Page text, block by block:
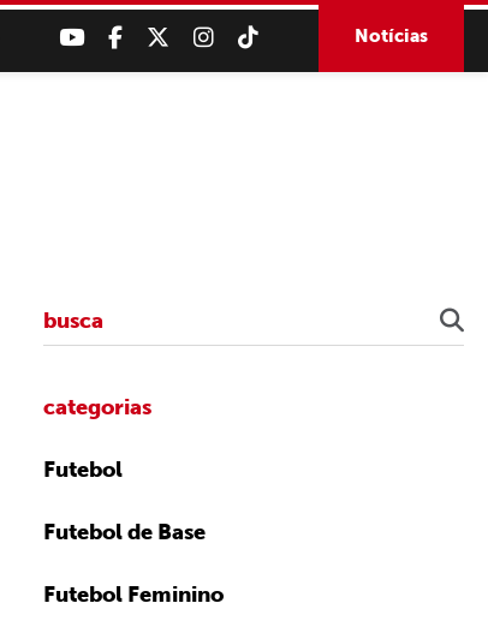
Notícias
categorias
Futebol
Futebol de Base
Futebol Feminino